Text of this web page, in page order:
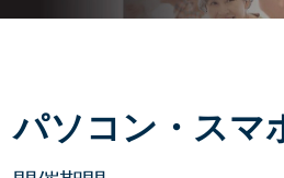
パソコン・スマ